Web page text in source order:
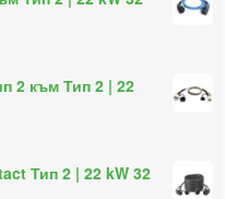
2 към Тип 2 | 22
Тип 2 | 22 kW 32